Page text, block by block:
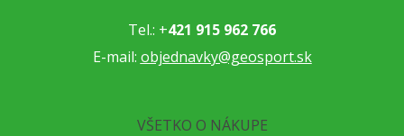
Tel.: +421 915 962 766
E-mail: objednavky@geosport.sk
VŠETKO O NÁKUPE